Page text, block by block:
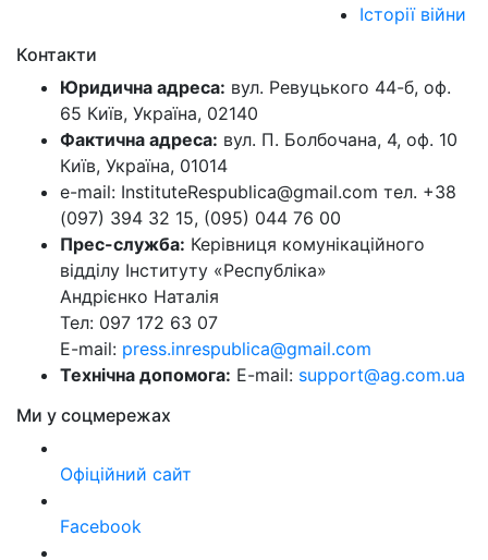
Історії війни
Контакти
Юридична адреса: вул. Ревуцького 44-б, оф.
65 Київ, Україна, 02140
Фактична адреса: вул. П. Болбочана, 4, оф. 10
Київ, Україна, 01014
e-mail: InstituteRespublica@gmail.com тел. +38
(097) 394 32 15, (095) 044 76 00
Прес-служба: Керівниця комунікаційного
відділу Інституту «Республіка»
Андрієнко Наталія
Тел: 097 172 63 07
E-mail: press.inrespublica@gmail.com
Технічна допомога: E-mail: support@ag.com.ua
Ми у соцмережах
Офіційний сайт
Facebook